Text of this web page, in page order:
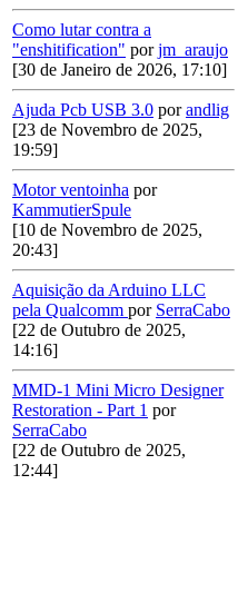
Como lutar contra a
"enshitification" porjm_araujo
[30 de Janeiro de 2026, 17:10]
Ajuda Pcb USB 3.0 porandlig
[23 de Novembro de 2025,
19:59]
Motor ventoinha por
KammutierSpule
[10 de Novembro de 2025,
20:43]
Aquisição da Arduino LLC
pela Qualcomm por SerraCabo
[22 de Outubro de 2025,
14:16]
MMD-1 Mini Micro Designer
Restoration - Part 1 por
SerraCabo
[22 de Outubro de 2025,
12:44]